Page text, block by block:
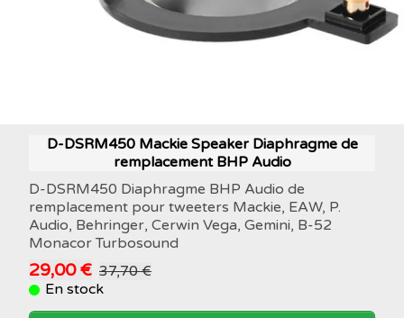
D-DSRM450 Mackie Speaker Diaphragme de
remplacement BHP Audio
D-DSRM450 Diaphragme BHP Audio de
remplacement pour tweeters Mackie, EAW, P.
Audio, Behringer, Cerwin Vega, Gemini, B-52
Monacor Turbosound
29,00 € 37,70 €
En stock